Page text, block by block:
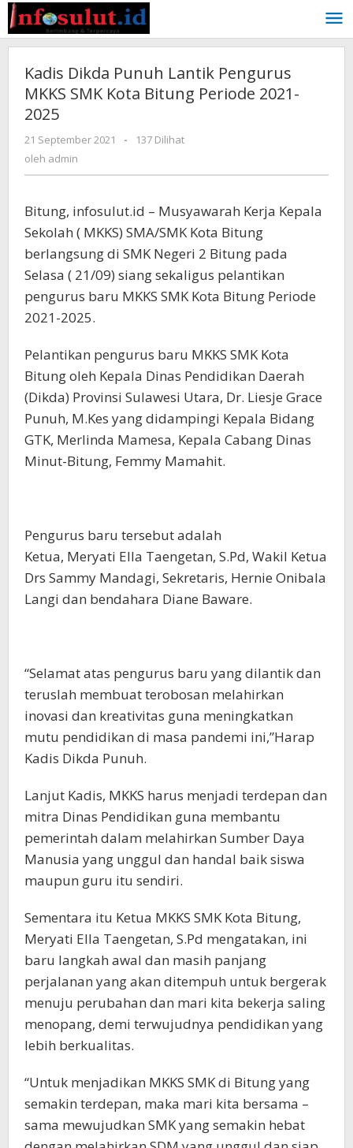
Lewati
ke
konten
Kadis Dikda Punuh Lantik Pengurus
MKKS SMK Kota Bitung Periode 2021-
2025
21 September 2021
oleh
-
137 Dilihat
oleh admin
Bitung, infosulut.id – Musyawarah Kerja Kepala
Sekolah ( MKKS) SMA/SMK Kota Bitung
berlangsung di SMK Negeri 2 Bitung pada
Selasa ( 21/09) siang sekaligus pelantikan
pengurus baru MKKS SMK Kota Bitung Periode
2021-2025.
Pelantikan pengurus baru MKKS SMK Kota
Bitung oleh Kepala Dinas Pendidikan Daerah
(Dikda) Provinsi Sulawesi Utara, Dr. Liesje Grace
Punuh, M.Kes yang didampingi Kepala Bidang
GTK, Merlinda Mamesa, Kepala Cabang Dinas
Minut-Bitung, Femmy Mamahit.
Pengurus baru tersebut adalah
Ketua, Meryati Ella Taengetan, S.Pd, Wakil Ketua
Drs Sammy Mandagi, Sekretaris, Hernie Onibala
Langi dan bendahara Diane Baware.
“Selamat atas pengurus baru yang dilantik dan
teruslah membuat terobosan melahirkan
inovasi dan kreativitas guna meningkatkan
mutu pendidikan di masa pandemi ini,”Harap
Kadis Dikda Punuh.
Lanjut Kadis, MKKS harus menjadi terdepan dan
mitra Dinas Pendidikan guna membantu
pemerintah dalam melahirkan Sumber Daya
Manusia yang unggul dan handal baik siswa
maupun guru itu sendiri.
Sementara itu Ketua MKKS SMK Kota Bitung,
Meryati Ella Taengetan, S.Pd mengatakan, ini
baru langkah awal dan masih panjang
perjalanan yang akan ditempuh untuk bergerak
menuju perubahan dan mari kita bekerja saling
menopang, demi terwujudnya pendidikan yang
lebih berkualitas.
“Untuk menjadikan MKKS SMK di Bitung yang
semakin terdepan, maka mari kita bersama –
sama mewujudkan SMK yang semakin hebat